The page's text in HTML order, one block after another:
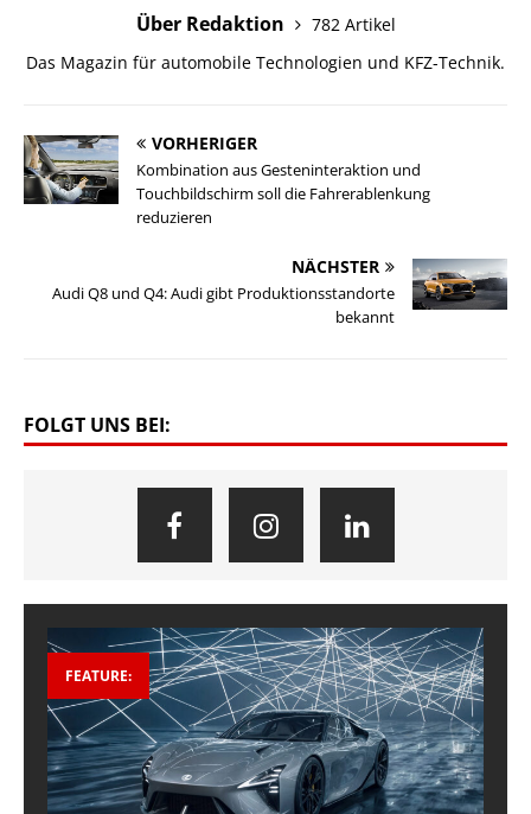
Über Redaktion
782 Artikel
Das Magazin für automobile Technologien und KFZ-Technik.
VORHERIGER
Kombination aus Gesteninteraktion und
Touchbildschirm soll die Fahrerablenkung
reduzieren
NÄCHSTER
Audi Q8 und Q4: Audi gibt Produktionsstandorte
bekannt
FOLGT UNS BEI:
FEATURE: